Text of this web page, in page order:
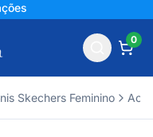
0
Skechers Feminino